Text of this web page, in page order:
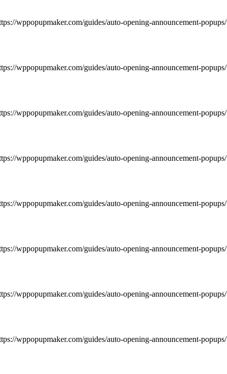
wppopupmaker.com/guides/auto-opening-announcement-popups/
wppopupmaker.com/guides/auto-opening-announcement-popups/
wppopupmaker.com/guides/auto-opening-announcement-popups/
wppopupmaker.com/guides/auto-opening-announcement-popups/
wppopupmaker.com/guides/auto-opening-announcement-popups/
wppopupmaker.com/guides/auto-opening-announcement-popups/
wppopupmaker.com/guides/auto-opening-announcement-popups/
wppopupmaker.com/guides/auto-opening-announcement-popups/